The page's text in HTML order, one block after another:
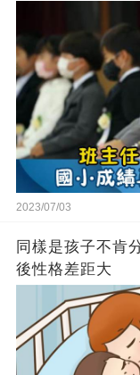
2023/07/03
同樣是孩子不肯
後性格差距大